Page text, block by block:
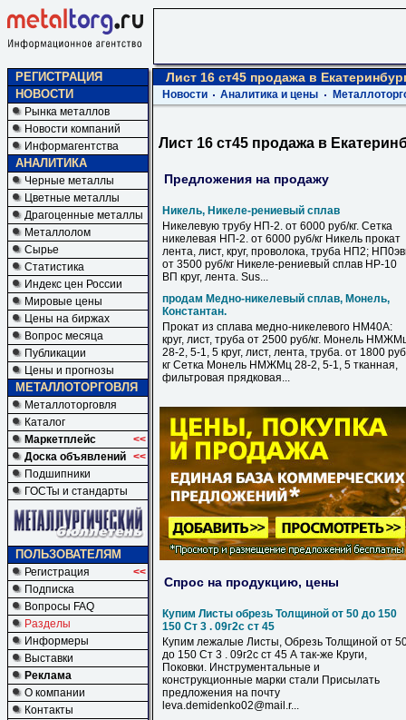
РЕГИСТРАЦИЯ
НОВОСТИ
Рынка металлов
Новости компаний
Информагентства
АНАЛИТИКА
Черные металлы
Цветные металлы
Драгоценные металлы
Металлолом
Сырье
Статистика
Индекс цен России
Мировые цены
Цены на биржах
Вопрос месяца
Публикации
Цены и прогнозы
МЕТАЛЛОТОРГОВЛЯ
Металлоторговля
Каталог
Маркетплейс
<<
Доска объявлений <<
Подшипники
ГОСТы и стандарты
ПОЛЬЗОВАТЕЛЯМ
Регистрация
<<
Подписка
Вопросы FAQ
Разделы
Информеры
Выставки
Реклама
О компании
Контакты
Лист 16 ст45 продажа в
Новости Аналитика и цены
Лист 16 ст45 продажа в
Предложения на продажу
Никель, Никеле-рениевый сплав
Никелевую трубу НП-2. от 6000 руб/кг. Сетка
никелевая НП-2. от 6000 руб/кг Никель прокат
лента, лист, круг, проволока, труба НП2;
от 3500 руб/кг Никеле-рениевый сплав НР-10
ВП круг, лента. Sus...
продам Медно-никелевый сплав, Монель,
Константан.
Прокат из сплава медно-никелевого НМ40А:
круг, лист, труба от 2500 руб/кг. Монель
28-2, 5-1, 5 круг, лист, лента, труба. от 1800
кг Сетка Монель НМЖМц 28-2, 5-1, 5 тканная,
фильтровая прядковая...
Спрос на продукцию, цены
Купим Листы обрезь Толщиной от 50 до 150
150 Ст 3 . 09г2с ст 45
Купим лежалые Листы, Обрезь Толщиной от
до 150 Ст 3 . 09г2с ст 45 А так-же Круги,
Поковки. Инструментальные и
конструкционные марки стали Присылать
предложения на почту
leva.demidenko02@mail.r...